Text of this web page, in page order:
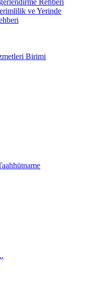
ve Yerinde
Birimi